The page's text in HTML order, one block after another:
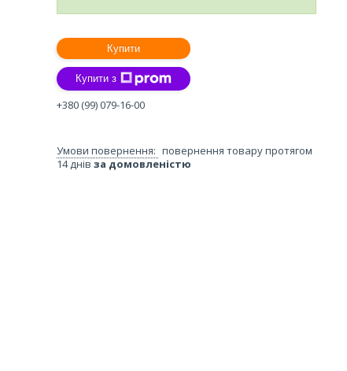
Купити
Купити з
+380 (99) 079-16-00
повернення товару протягом
14 днів за домовленістю